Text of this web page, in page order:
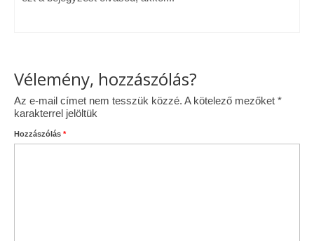
Vélemény, hozzászólás?
Az e-mail címet nem tesszük közzé. A kötelező mezőket *
karakterrel jelöltük
Hozzászólás *